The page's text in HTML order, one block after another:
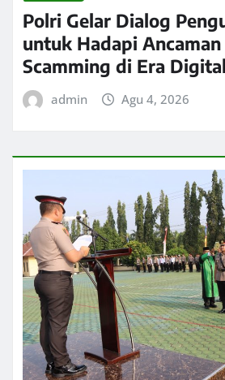
Polri Gelar Dialog
untuk Hadapi
Scamming di Era Digital
admin Agu 4, 2026